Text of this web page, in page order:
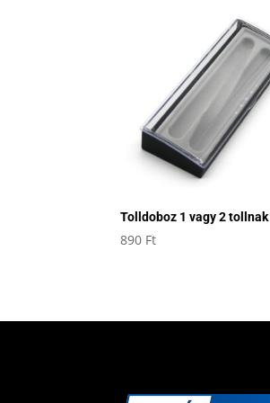
Tolldoboz 1 vagy 2 tollnak
890 Ft